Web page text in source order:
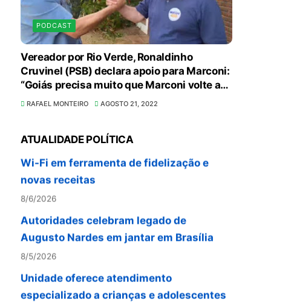
PODCAST
Vereador por Rio Verde, Ronaldinho
Cruvinel (PSB) declara apoio para Marconi:
“Goiás precisa muito que Marconi volte ao
cenário político”
RAFAEL MONTEIRO AGOSTO 21, 2022
ATUALIDADE POLÍTICA
Wi-Fi em ferramenta de fidelização e
novas receitas
8/6/2026
Autoridades celebram legado de
Augusto Nardes em jantar em Brasília
8/5/2026
Unidade oferece atendimento
especializado a crianças e adolescentes
vítimas de violência sexual no DF